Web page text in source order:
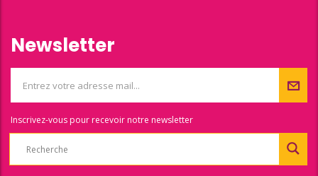
Newsletter
Inscrivez-vous pour recevoir notre newsletter